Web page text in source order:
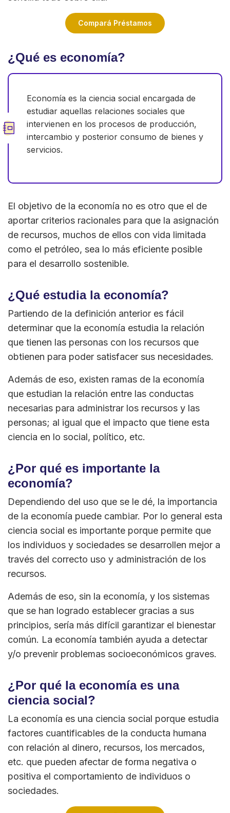
Compará Préstamos
¿Qué es economía?
Economía es la ciencia social encargada de
estudiar aquellas relaciones sociales que
intervienen en los procesos de producción,
intercambio y posterior consumo de bienes y
servicios.
El objetivo de la economía no es otro que el de
aportar criterios racionales para que la asignación
de recursos, muchos de ellos con vida limitada
como el petróleo, sea lo más eficiente posible
para el desarrollo sostenible.
¿Qué estudia la economía?
Partiendo de la definición anterior es fácil
determinar que la economía estudia la relación
que tienen las personas con los recursos que
obtienen para poder satisfacer sus necesidades.
Además de eso, existen ramas de la economía
que estudian la relación entre las conductas
necesarias para administrar los recursos y las
personas; al igual que el impacto que tiene esta
ciencia en lo social, político, etc.
¿Por qué es importante la
economía?
Dependiendo del uso que se le dé, la importancia
de la economía puede cambiar. Por lo general esta
ciencia social es importante porque permite que
los individuos y sociedades se desarrollen mejor a
través del correcto uso y administración de los
recursos.
Además de eso, sin la economía, y los sistemas
que se han logrado establecer gracias a sus
principios, sería más difícil garantizar el bienestar
común. La economía también ayuda a detectar
y/o prevenir problemas socioeconómicos graves.
¿Por qué la economía es una
ciencia social?
La economía es una ciencia social porque estudia
factores cuantificables de la conducta humana
con relación al dinero, recursos, los mercados,
etc. que pueden afectar de forma negativa o
positiva el comportamiento de individuos o
sociedades.